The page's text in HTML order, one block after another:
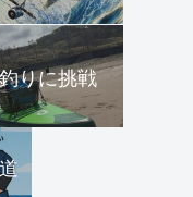
りに挑戦